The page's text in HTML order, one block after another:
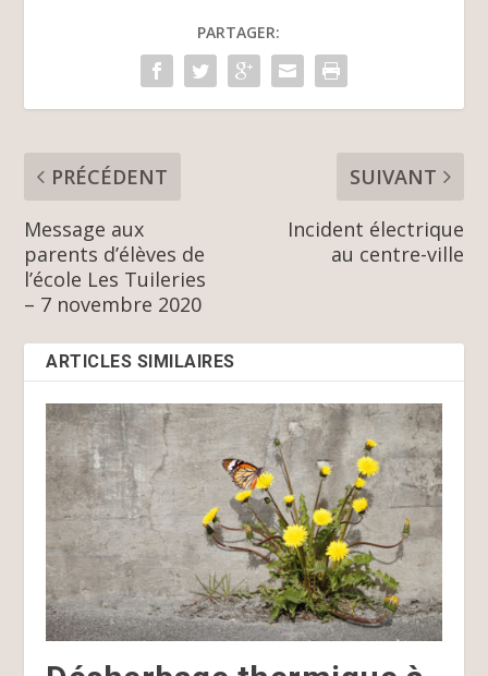
PARTAGER:
PRÉCÉDENT
Message aux
parents d’élèves de
l’école Les Tuileries
– 7 novembre 2020
SUIVANT
Incident électrique
au centre-ville
ARTICLES SIMILAIRES